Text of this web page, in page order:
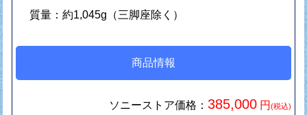
質量：約1,045g（三脚座除く）
商品情報
ソニーストア価格：385,000 円(税込)